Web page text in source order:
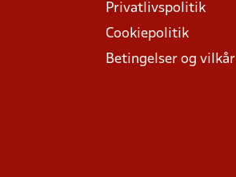
Privatlivspolitik
Cookiepolitik
Betingelser og vilkår